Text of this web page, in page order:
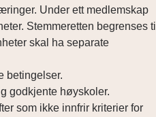
Under ett medlemskap
Stemmeretten begrenses til
skal ha separate
betingelser.
godkjente høyskoler.
som ikke innfrir kriterier for